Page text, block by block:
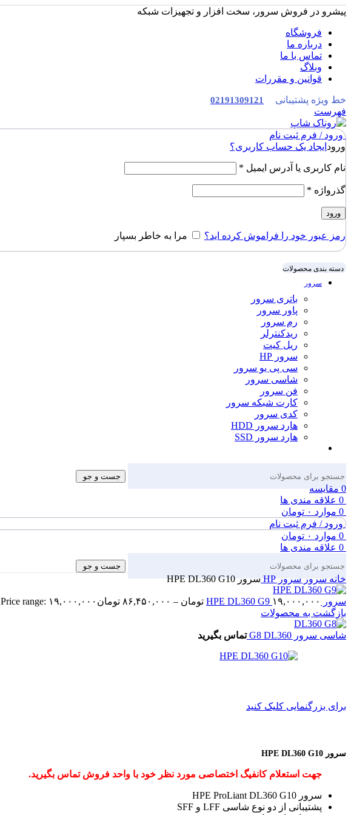
پیشرو در فروش سرور، سخت افزار و تجهیزات شبکه
فروشگاه
درباره ما
تماس با ما
وبلاگ
قوانین و مقررات
خط ویژه پشتیبانی 02191309121
فهرست
ورود / فرم ثبت نام
ورود ایجاد یک حساب کاربری؟
نام کاربری یا آدرس ایمیل *
گذرواژه *
ورود
رمز عبور خود را فراموش کرده اید؟ مرا به خاطر بسپار
دسته بندی محصولات
سرور
باتری سرور
پاور سرور
رم سرور
ریدکنترلر
ریل کیت
سرور HP
سی پی یو سرور
شاسی سرور
فن سرور
کارت شبکه سرور
کدی سرور
هارد سرور HDD
هارد سرور SSD
جست و جو
0 مقایسه
0 علاقه مندی ها
0 موارد ۰ تومان
ورود / فرم ثبت نام
0 موارد ۰ تومان
0 علاقه مندی ها
جست و جو
خانه سرور سرور HP سرور HPE DL360 G10
سرور HPE DL360 G9 ۱۹,۰۰۰,۰۰۰ تومان – ۸۶,۴۵۰,۰۰۰ تومان Price range: ۱۹,۰۰۰,۰۰۰ تومان through ۸۶,۴۵۰,۰۰۰ تومان
بازگشت به محصولات
شاسی سرور G8 DL360 تماس بگیرید
برای بزرگنمایی کلیک کنید
سرور HPE DL360 G10
جهت استعلام کانفیگ اختصاصی مورد نظر خود با واحد فروش تماس بگیرید.
سرور HPE ProLiant DL360 G10
پشتیبانی از دو نوع شاسی LFF و SFF